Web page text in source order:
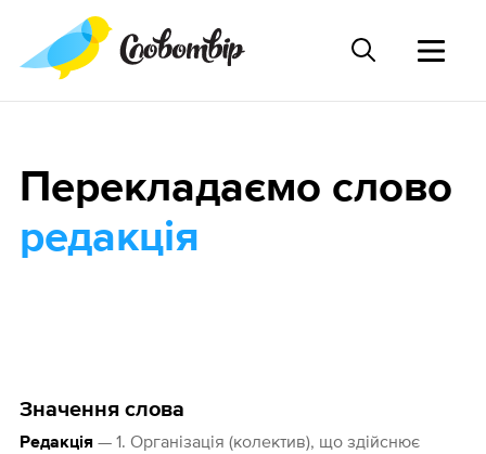
Значення слова
Редакція— 1. Організація (колектив), що здійснює
Перекладаємо слово
редакція